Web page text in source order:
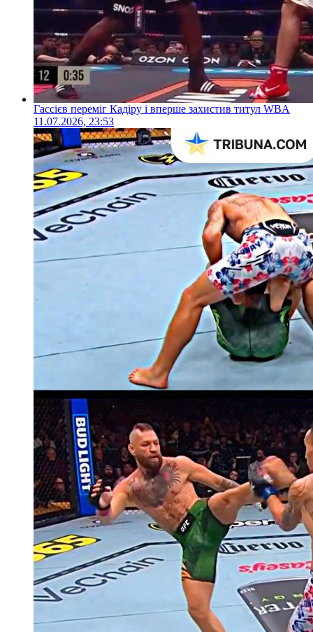
Гассієв переміг Кадіру і вперше захистив титул WBA
11.07.2026, 23:53